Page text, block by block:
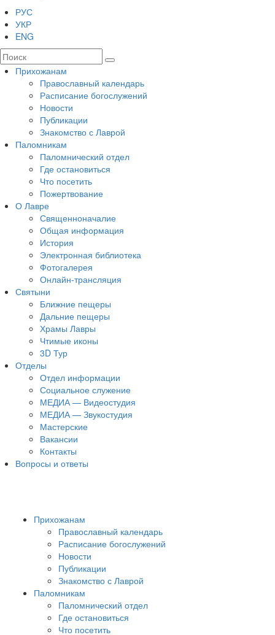
РУС
УКР
ENG
Прихожанам
Православный календарь
Расписание богослужений
Новости
Публикации
Знакомство с Лаврой
Паломникам
Паломнический отдел
Где остановиться
Что посетить
Пожертвование
О Лавре
Священноначалие
Общая информация
История
Электронная библиотека
Фотогалерея
Онлайн-трансляция
Святыни
Ближние пещеры
Дальние пещеры
Храмы Лавры
Чтимые иконы
3D Тур
Отделы
Отдел информации
Социальное служение
МЕДИА — Видеостудия
МЕДИА — Звукостудия
Мастерские
Вакансии
Контакты
Вопросы и ответы
Прихожанам
Православный календарь
Расписание богослужений
Новости
Публикации
Знакомство с Лаврой
Паломникам
Паломнический отдел
Где остановиться
Что посетить